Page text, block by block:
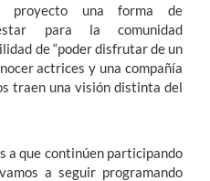
una forma de
para la comunidad
de “poder disfrutar de un
actrices y una compañía
traen una visión distinta del
a que continúen participando
a seguir programando